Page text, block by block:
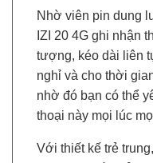
Nhờ viên pin dung
IZI 20 4G ghi nhận
tượng, kéo dài liên
nghỉ và cho thời
nhờ đó bạn có thể
thoại này mọi lúc
Với thiết kế trẻ